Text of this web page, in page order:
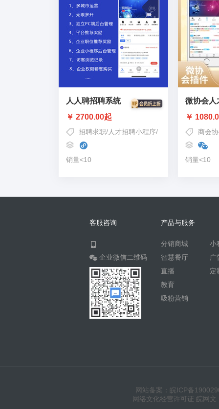
人人聘招聘系统
￥ 2700.00起
招聘求职/人才招聘小程序/
销量<10
微协会人
￥
商会
销量<10
客服咨询
企业微信二维码
产品与服务
分销商城
智慧餐厅
直播
教育
吸粉营销
小
广
定
网站备案：皖ICP备
网络文化经营许可证 皖网